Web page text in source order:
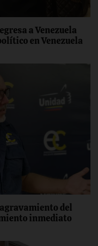
a Venezuela
en Venezuela
del
inmediato